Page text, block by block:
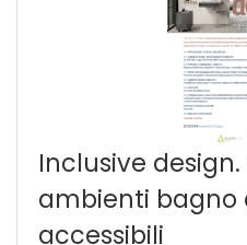
Inclusive
ambienti bagno
accessibili